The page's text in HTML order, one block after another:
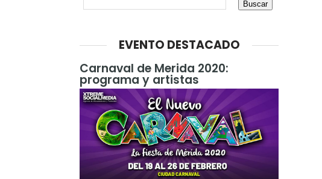
EVENTO DESTACADO
Carnaval de Merida 2020:
programa y artistas